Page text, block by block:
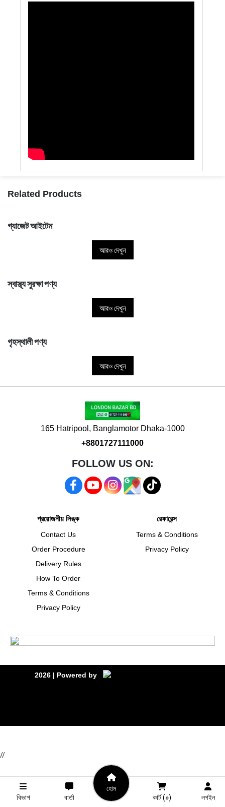
Related Products
গ্যাজেট আইটেম
আরও দেখুন
স্বাস্থ্য সুরক্ষা পণ্য
আরও দেখুন
গৃহস্থালী পণ্য
আরও দেখুন
165 Hatripool, Banglamotor Dhaka-1000
+8801727111000
FOLLOW US ON:
প্রয়োজনীয় লিঙ্ক
Contact Us
Order Procedure
Delivery Rules
How To Order
Terms & Conditions
Privacy Policy
রেফারেন্স
Terms & Conditions
Privacy Policy
2026 | Powered by
বিভাগ বার্তা
হোম
কার্ট (০) লগইন
//